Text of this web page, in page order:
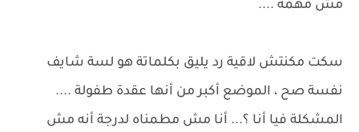
مش مهمة ....
سكت مكنتش لاقية رد يليق بكلماتة هو لسة شايف
نفسة صح ، الموضع أكبر من أنها عقدة طفولة ....
المشكلة فيا أنا ؟... أنا مش مطمناه لدرجة أنه مش